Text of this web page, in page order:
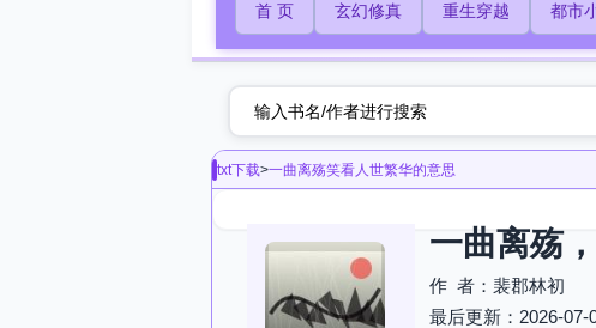
首 页 玄幻修真 重生穿越 都市
txt下载>一曲离殇笑看人世繁华的意思
一曲离殇
作 者：裴郡林初
最后更新：2026-07-